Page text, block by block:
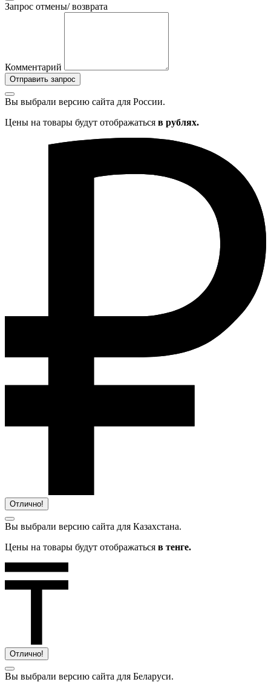
Запрос отмены/ возврата
Комментарий
Отправить запрос
Вы выбрали версию сайта для России.
Цены на товары будут отображаться в рублях.
Отлично!
Вы выбрали версию сайта для Казахстана.
Цены на товары будут отображаться в тенге.
Отлично!
Вы выбрали версию сайта для Беларуси.